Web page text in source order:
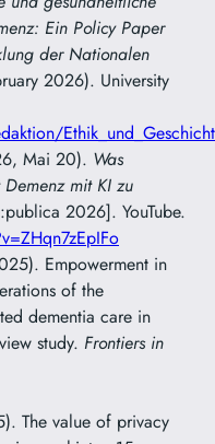
Ein Policy Paper
der Nationalen
2026). University
Mai 20). Was
mit KI zu
2026]. YouTube.
Empowerment in
of the
dementia care in
study. Frontiers in
The value of privacy